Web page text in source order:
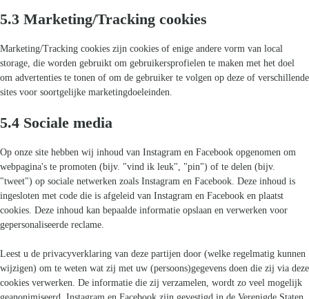
5.3 Marketing/Tracking cookies
Marketing/Tracking cookies zijn cookies of enige andere vorm van local
storage, die worden gebruikt om gebruikersprofielen te maken met het doel
om advertenties te tonen of om de gebruiker te volgen op deze of verschillende
sites voor soortgelijke marketingdoeleinden.
5.4 Sociale media
Op onze site hebben wij inhoud van Instagram en Facebook opgenomen om
webpagina's te promoten (bijv. "vind ik leuk", "pin") of te delen (bijv.
"tweet") op sociale netwerken zoals Instagram en Facebook. Deze inhoud is
ingesloten met code die is afgeleid van Instagram en Facebook en plaatst
cookies. Deze inhoud kan bepaalde informatie opslaan en verwerken voor
gepersonaliseerde reclame.
Leest u de privacyverklaring van deze partijen door (welke regelmatig kunnen
wijzigen) om te weten wat zij met uw (persoons)gegevens doen die zij via deze
cookies verwerken. De informatie die zij verzamelen, wordt zo veel mogelijk